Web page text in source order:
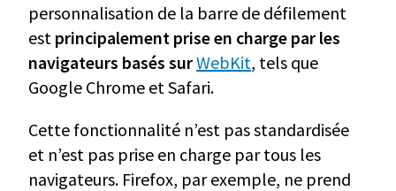
personnalisation de la barre de défilement
est principalement prise en charge par les
navigateurs basés surWebKit, tels que
Google Chrome et Safari.
Cette fonctionnalité n’est pas standardisée
et n’est pas prise en charge par tous les
navigateurs. Firefox, par exemple, ne prend